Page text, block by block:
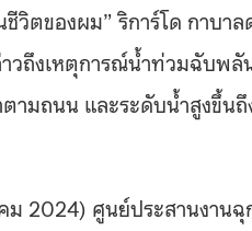
ชีวิตของผม” ริการ์โด กาบ
วถึงเหตุการณ์น้ำท่วมฉับพลั
ามถนน และระดับน้ำสูงขึ้น
2024) ศูนย์ประสานงานฉุ